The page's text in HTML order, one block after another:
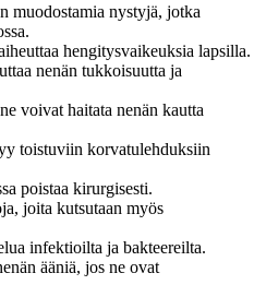
muodostamia nystyjä, jotka
hengitysvaikeuksia lapsilla.
nenän tukkoisuutta ja
voivat haitata nenän kautta
toistuviin korvatulehduksiin
poistaa kirurgisesti.
joita kutsutaan myös
infektioilta ja bakteereilta.
ääniä, jos ne ovat